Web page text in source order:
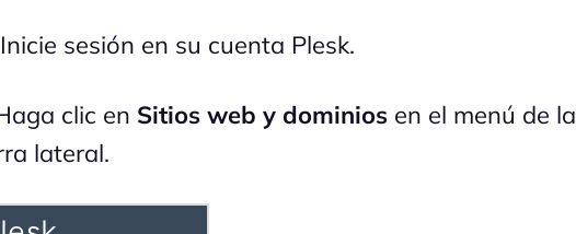
sesión en su cuenta Plesk.
clic en Sitios web y dominios en el menú de la
lateral.